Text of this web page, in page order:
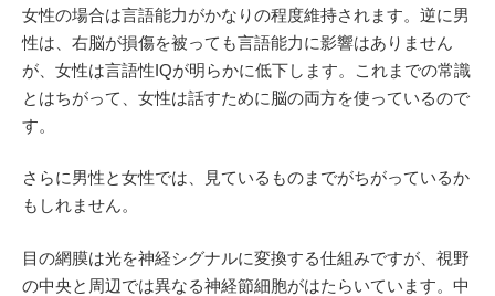
女性の場合は言語能力がかなりの程度維持されます。逆に男
性は、右脳が損傷を被っても言語能力に影響はありません
が、女性は言語性IQが明らかに低下します。これまでの常識
とはちがって、女性は話すために脳の両方を使っているので
す。
さらに男性と女性では、見ているものまでがちがっているか
もしれません。
目の網膜は光を神経シグナルに変換する仕組みですが、視野
の中央と周辺では異なる神経節細胞がはたらいています。中